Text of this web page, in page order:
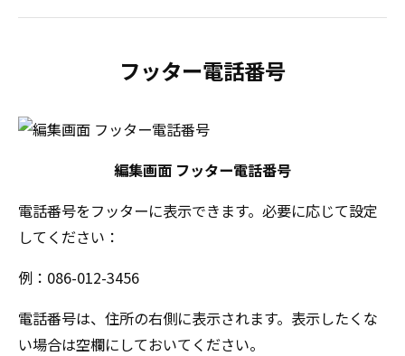
フッター電話番号
編集画面 フッター電話番号
電話番号をフッターに表示できます。必要に応じて設定
してください：
例：086-012-3456
電話番号は、住所の右側に表示されます。表示したくな
い場合は空欄にしておいてください。